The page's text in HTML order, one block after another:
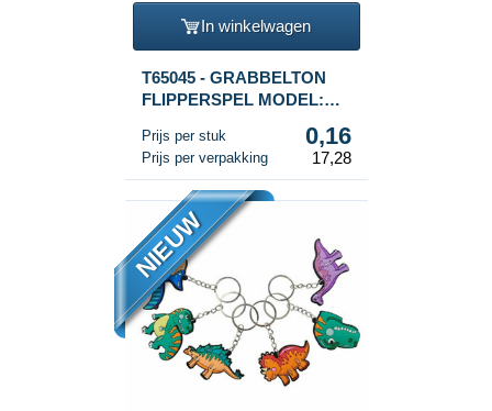
In winkelwagen
T65045 - GRABBELTON
FLIPPERSPEL MODEL:
(108st.)
Prijs per stuk 0,16
Prijs per verpakking 17,28
NIEUW